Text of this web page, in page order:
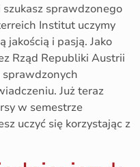
szukasz sprawdzonego
Institut uczymy
jakością i pasją. Jako
Rząd Republiki Austrii
Już teraz
w semestrze
uczyć się korzystając z